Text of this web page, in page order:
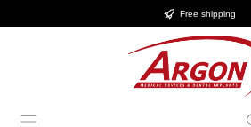
Free shipping